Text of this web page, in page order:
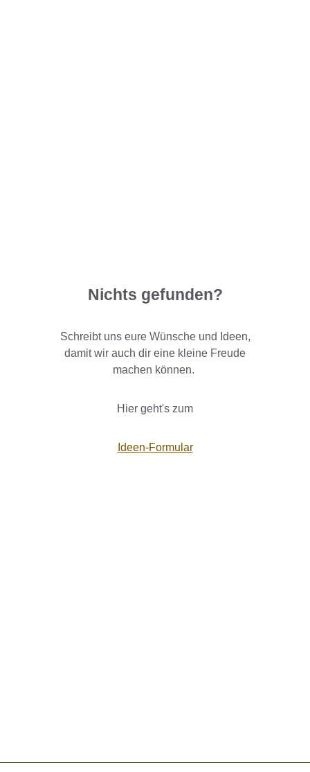
Nichts gefunden?
Schreibt uns eure Wünsche und Ideen,
damit wir auch dir eine kleine Freude
machen können.
Hier geht's zum
Ideen-Formular